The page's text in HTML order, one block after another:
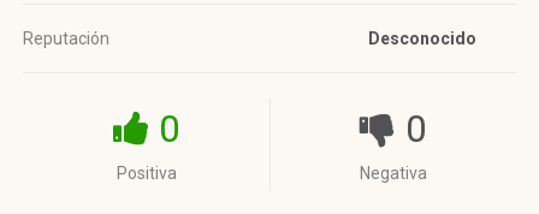
Reputación Desconocido
0
Positiva
0
Negativa